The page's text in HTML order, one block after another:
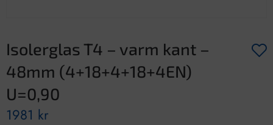
Isolerglas T4 – varm kant –
48mm (4+18+4+18+4EN)
U=0,90
1981 kr